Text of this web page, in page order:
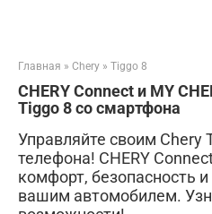
Главная » Chery » Tiggo 8
CHERY Connect и MY
Tiggo 8 со смартфона
Управляйте своим Chery
телефона! CHERY
комфорт, безопасность
вашим автомобилем.